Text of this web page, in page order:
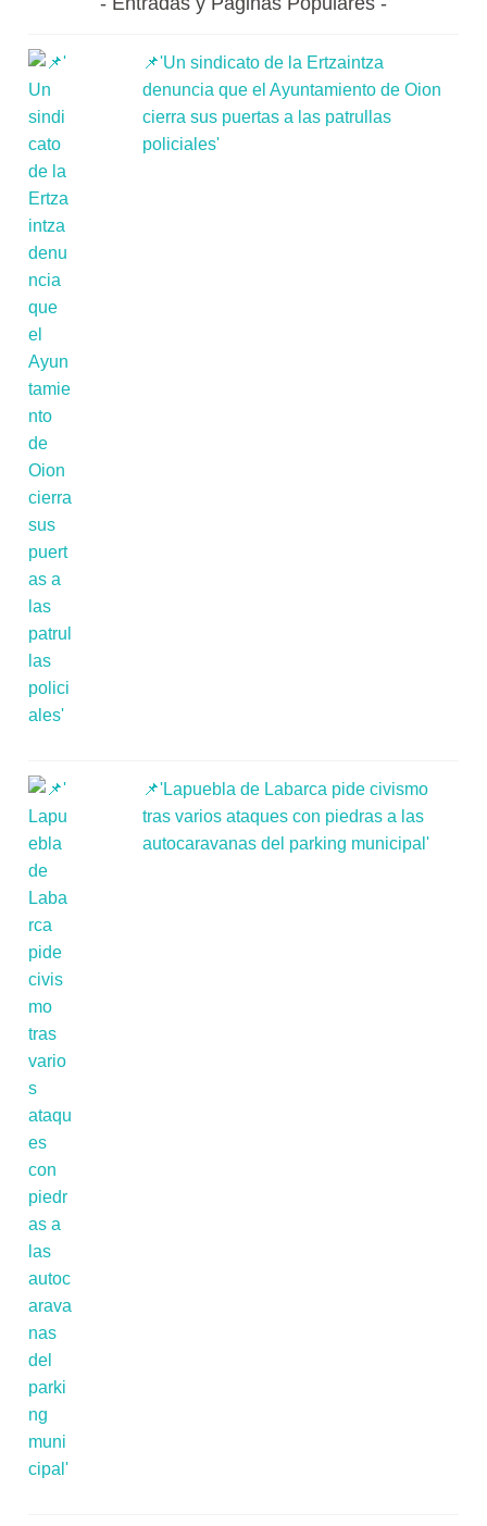
📌'Un sindicato de la Ertzaintza
denuncia que el Ayuntamiento de Oion
cierra sus puertas a las patrullas
policiales'
📌'Lapuebla de Labarca pide civismo
tras varios ataques con piedras a las
autocaravanas del parking municipal'